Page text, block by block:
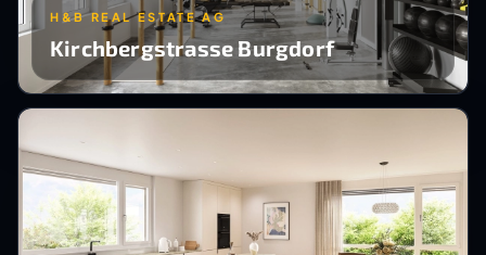
H&B REAL ESTATE AG
Kirchbergstrasse Burgdorf